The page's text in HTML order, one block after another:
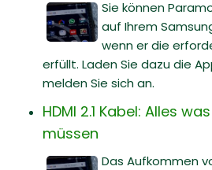
Sie können
auf Ihrem
wenn er die
erfüllt. Laden Sie dazu die
melden Sie sich an.
HDMI 2.1 Kabel: Alles
müssen
Das Aufkommen